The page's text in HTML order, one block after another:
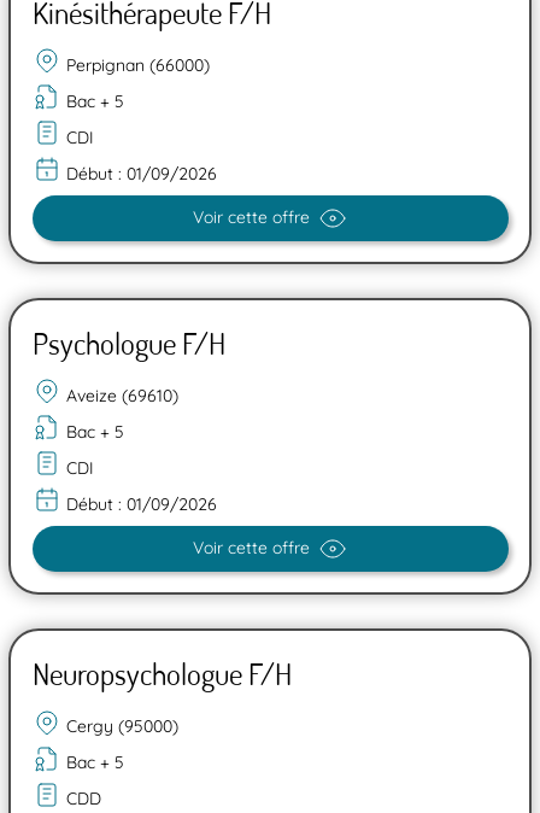
Kinésithérapeute F/H
Perpignan (66000)
Bac + 5
CDI
Début : 01/09/2026
Voir cette offre
Psychologue F/H
Aveize (69610)
Bac + 5
CDI
Début : 01/09/2026
Voir cette offre
Neuropsychologue F/H
Cergy (95000)
Bac + 5
CDD